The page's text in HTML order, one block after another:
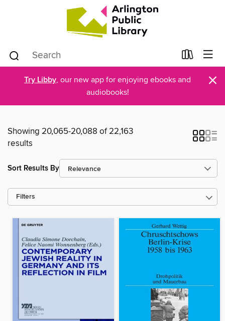
Try Libby, our new app for enjoying ebooks and
audiobooks!
×
Showing 20,065-20,088 of 22,163
results
Sort Results By
Filters